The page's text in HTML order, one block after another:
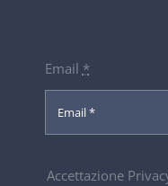
Email *
Accettazione